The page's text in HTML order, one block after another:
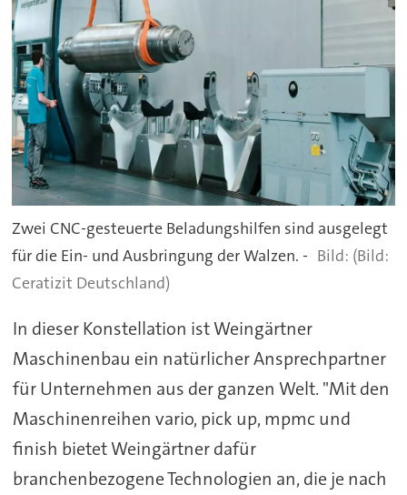
Zwei CNC-gesteuerte Beladungshilfen sind ausgelegt
für die Ein- und Ausbringung der Walzen. -
(Bild:
Ceratizit Deutschland)
In dieser Konstellation ist Weingärtner
Maschinenbau ein natürlicher Ansprechpartner
für Unternehmen aus der ganzen Welt. "Mit den
Maschinenreihen vario, pick up, mpmc und
finish bietet Weingärtner dafür
branchenbezogene Technologien an, die je nach